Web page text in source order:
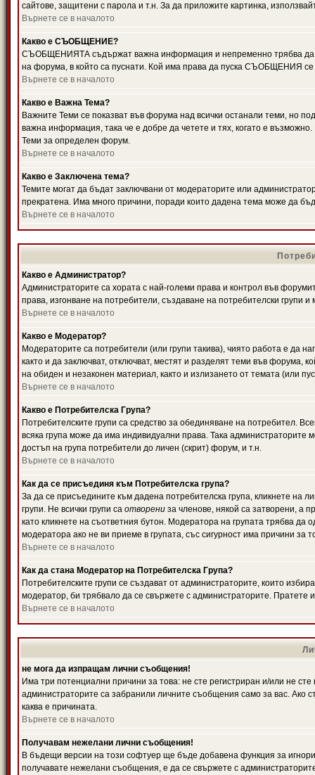
сайтове, защитени с парола и т.н. За да приложите картинка,
Върнете се в началото
Какво е СЪОБЩЕНИЕ?
СЪОБЩЕНИЯТА съдържат важна информация и непременно трябва да
на форума, в който са пуснати. Кой има права да пуска СЪОБЩЕНИЯ се
Върнете се в началото
Какво е Важна Тема?
Важните Теми се показват във форума над всички останали теми,
важна информация, така че е добре да четете и тях, когато е
Теми за определен форум.
Върнете се в началото
Какво е Заключена тема?
Темите могат да бъдат заключвани от модераторите или
прекратена. Има много причини, поради които дадена тема може да
Върнете се в началото
Какво е Администратор?
Администраторите са хората с най-големи права и контрол във
права, изгонване на потребители, създаване на потребителски групи
Върнете се в началото
Какво е Модератор?
Модераторите са потребители (или групи такива), чиято работа е да
както и да заключват, отключват, местят и разделят теми във форума,
на обиден и незаконен материал, както и излизането от темата (или
Върнете се в началото
Какво е Потребителска Група?
Потребителските групи са средство за обединяване на потребител.
всяка група може да има индивидуални права. Така
достъп на група потребители до личен (скрит) форум, и т.н.
Върнете се в началото
Как да се присъединя към Потребителска група?
За да се присъедините към дадена потребителска група, кликнете на
групи. Не всички групи са отворени за членове, някой са затворени, а
като кликнете на съответния бутон. Модератора на групата трябва
модератора ако не ви приеме в групата, със сигурност има причини за
Върнете се в началото
Как да стана Модератор на Потребителска Група?
Потребителските групи се създават от администраторите, които
модератор, би трябвало да се свържете с администраторите.
Върнете се в началото
не мога да изпращам лични съобщения!
Има три потенциални причини за това: не сте регистриран и/или не
администраторите са забранили личните съобщения само за вас. Ако
каква е причината.
Върнете се в началото
Получавам нежелани лични съобщения!
В бъдещи версии на този софтуер ще бъде добавена функция за
получавате нежелани съобщения, е да се свържете с